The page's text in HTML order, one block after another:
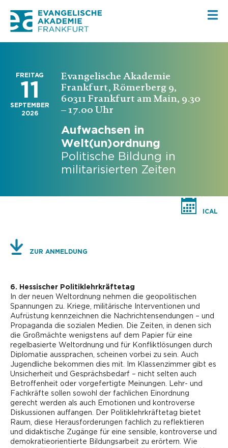
FREITAG
11
SEPTEMBER
2026
Evangelische Akademie
Frankfurt, Römerberg 9,
60311 Frankfurt am Main, 9.30
– 17.00 Uhr
Aufwachsen in
Welt(un)ordnung
Politische Bildung in
militarisierten Zeiten
ICAL
ZUR ANMELDUNG
6. Hessischer Politiklehrkräftetag
In der neuen Weltordnung nehmen die geopolitischen
Spannungen zu. Kriege, militärische Interventionen und
Aufrüstung kennzeichnen die Nachrichtensendungen – und
Propaganda die sozialen Medien. Die Zeiten, in denen sich
die Großmächte wenigstens auf dem Papier für eine
regelbasierte Weltordnung und für Konfliktlösungen durch
Diplomatie aussprachen, scheinen vorbei zu sein. Auch
Jugendliche bekommen dies mit. Im Klassenzimmer gibt es
Unsicherheit und Gesprächsbedarf – nicht selten auch
Betroffenheit oder vorgefertigte Meinungen. Lehr- und
Fachkräfte sollen sowohl der fachlichen Einordnung
gerecht werden als auch Emotionen und kontroverse
Diskussionen auffangen. Der Politiklehrkräftetag bietet
Raum, diese Herausforderungen fachlich zu reflektieren
und didaktische Zugänge für eine sensible, kontroverse und
demokratieorientierte Bildungsarbeit zu erörtern. Wie